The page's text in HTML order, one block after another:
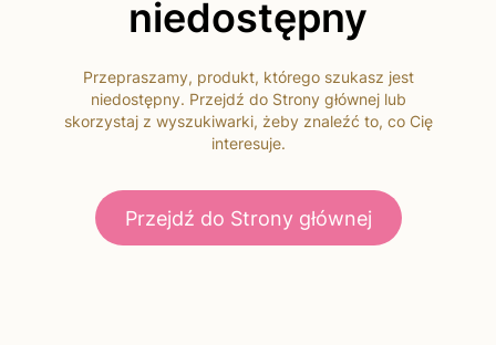
niedostępny
Przepraszamy, produkt, którego szukasz jest
niedostępny. Przejdź do Strony głównej lub
skorzystaj z wyszukiwarki, żeby znaleźć to, co Cię
interesuje.
Przejdź do Strony głównej